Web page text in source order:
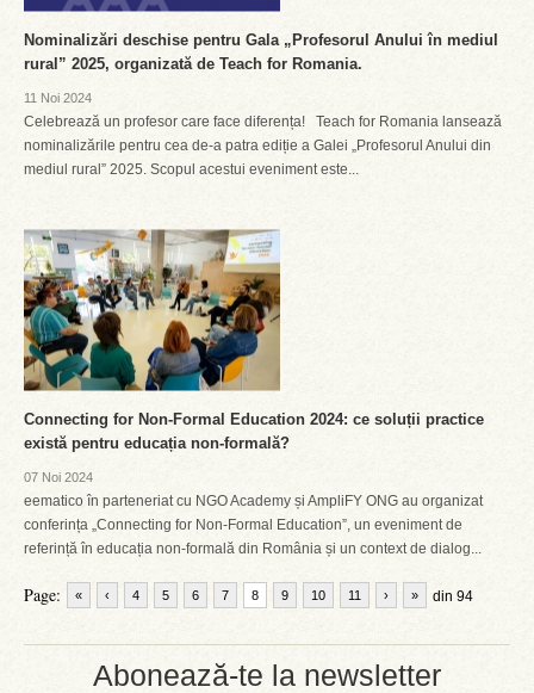
Abonează-te la newsletter
Nominalizări deschise pentru Gala „Profesorul Anului în mediul
rural” 2025, organizată de Teach for Romania.
11 Noi 2024
Celebrează un profesor care face diferența! Teach for Romania lansează
nominalizările pentru cea de-a patra ediție a Galei „Profesorul Anului din
mediul rural” 2025. Scopul acestui eveniment este...
Connecting for Non-Formal Education 2024: ce soluții practice
există pentru educația non-formală?
07 Noi 2024
eematico în parteneriat cu NGO Academy și AmpliFY ONG au organizat
conferința „Connecting for Non-Formal Education”, un eveniment de
referință în educația non-formală din România și un context de dialog...
Page: « ‹ 4 5 6 7 8 9 10 11 din 94
› »